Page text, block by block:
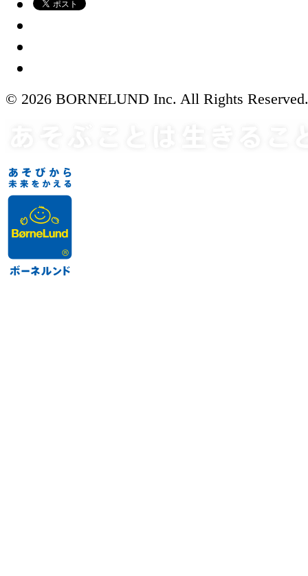
© 2026 BORNELUND Inc. All Rights Reserved.